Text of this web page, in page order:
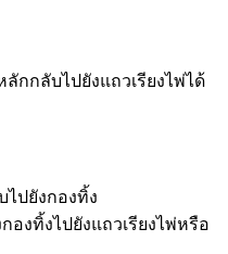
กกลับไปยังแถวเรียงไพ่ได้
ไปยังกองทิ้ง
งทิ้งไปยังแถวเรียงไพ่หรือ